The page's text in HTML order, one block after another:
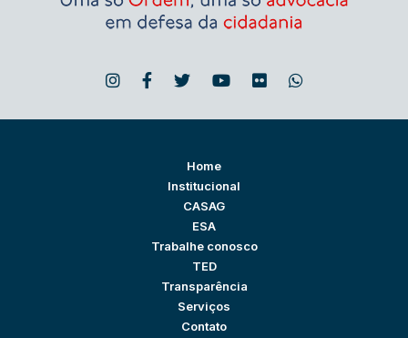
Home
Institucional
CASAG
ESA
Trabalhe conosco
TED
Transparência
Serviços
Contato